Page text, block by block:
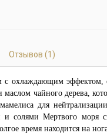
Отзывов (1)
охлаждающим эффектом,
чайного дерева,
для
солями Мертвого моря
время находится на